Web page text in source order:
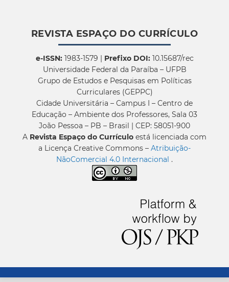
REVISTA ESPAÇO DO CURRÍCULO
e-ISSN:1983-1579 | Prefixo DOI:10.15687/rec
Universidade Federal da Paraíba – UFPB
Grupo de Estudos e Pesquisas em Políticas
Curriculares (GEPPC)
Cidade Universitária – Campus I – Centro de
Educação – Ambiente dos Professores, Sala 03
João Pessoa – PB – Brasil | CEP: 58051-900
A Revista Espaço do Currículo está licenciada com
a Licença Creative Commons – Atribuição-
NãoComercial 4.0 Internacional .